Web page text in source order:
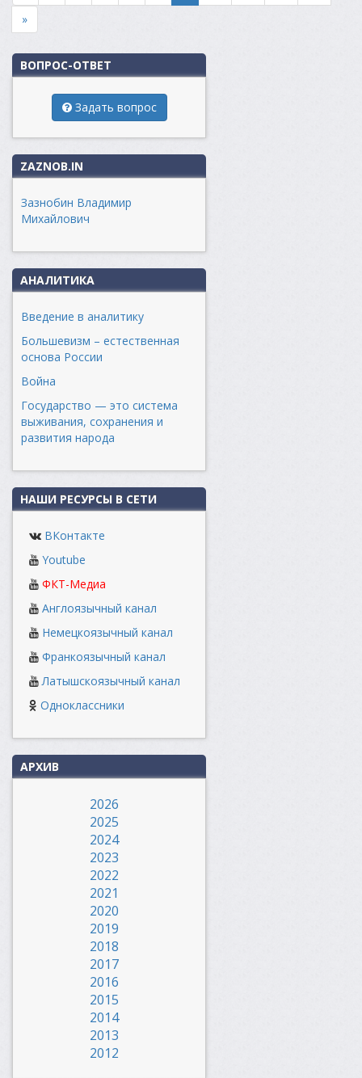
»
ВОПРОС-ОТВЕТ
Задать вопрос
ZAZNOB.IN
Зазнобин Владимир
Михайлович
АНАЛИТИКА
Введение в аналитику
Большевизм – естественная
основа России
Война
Государство — это система
выживания, сохранения и
развития народа
НАШИ РЕСУРСЫ В СЕТИ
ВКонтакте
Youtube
ФКТ-Медиа
Англоязычный канал
Немецкоязычный канал
Франкоязычный канал
Латышскоязычный канал
Одноклассники
АРХИВ
2026
2025
2024
2023
2022
2021
2020
2019
2018
2017
2016
2015
2014
2013
2012